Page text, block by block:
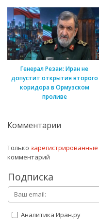
Генерал Резаи: Иран не
допустит открытия второго
коридора в Ормузском
проливе
Комментарии
Только зарегистрированные
комментарий
Подписка
Аналитика Иран.ру